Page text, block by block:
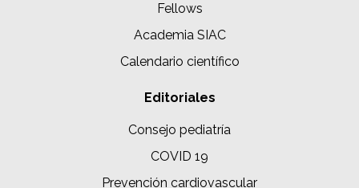
Fellows
Academia SIAC
Calendario científico
Editoriales
Consejo pediatría
COVID 19
Prevención cardiovascular